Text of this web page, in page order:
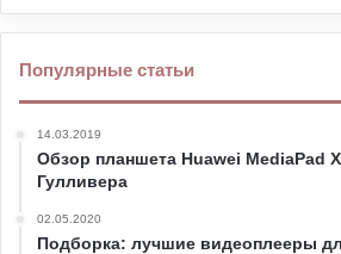
Популярные статьи
14.03.2019
Обзор планшета Huawei MediaPad
Гулливера
02.05.2020
Подборка: лучшие видеоплееры